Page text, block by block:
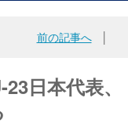
前の記事へ│
23日本代表